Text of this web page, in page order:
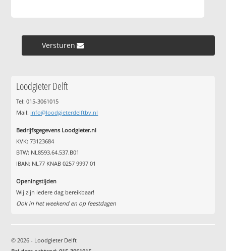
Versturen »
Loodgieter Delft
Tel: 015-3061015
Mail: info@loodgieterdelftbv.nl
Bedrijfsgegevens Loodgieter.nl
KVK: 73123684
BTW: NL8593.64.537.B01
IBAN: NL77 KNAB 0257 9997 01
Openingstijden
Wij zijn iedere dag bereikbaar!
Ook in het weekend en op feestdagen
© 2026 - Loodgieter Delft